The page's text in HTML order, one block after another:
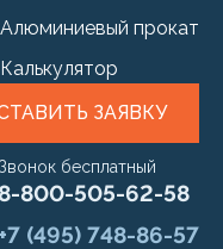
Алюминиевый прокат
Калькулятор
ЗАЯВКУ
Звонок бесплатный
8-800-505-62-58
+7 (495) 748-86-57